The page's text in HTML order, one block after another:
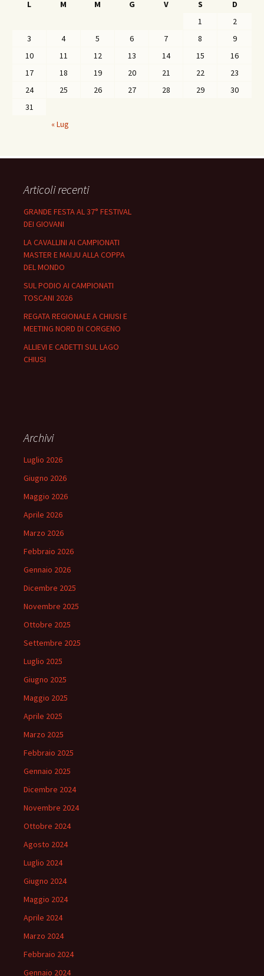
L
M M G V S
D
1
2
3
4 5 6 7 8
9
10
11 12 13 14 15
16
17
18 19 20 21 22
23
24
25 26 27 28 29
30
31
« Lug
Articoli recenti
GRANDE FESTA AL 37° FESTIVAL
DEI GIOVANI
LA CAVALLINI AI CAMPIONATI
MASTER E MAIJU ALLA COPPA
DEL MONDO
SUL PODIO AI CAMPIONATI
TOSCANI 2026
REGATA REGIONALE A CHIUSI E
MEETING NORD DI CORGENO
ALLIEVI E CADETTI SUL LAGO
CHIUSI
Archivi
Luglio 2026
Giugno 2026
Maggio 2026
Aprile 2026
Marzo 2026
Febbraio 2026
Gennaio 2026
Dicembre 2025
Novembre 2025
Ottobre 2025
Settembre 2025
Luglio 2025
Giugno 2025
Maggio 2025
Aprile 2025
Marzo 2025
Febbraio 2025
Gennaio 2025
Dicembre 2024
Novembre 2024
Ottobre 2024
Agosto 2024
Luglio 2024
Giugno 2024
Maggio 2024
Aprile 2024
Marzo 2024
Febbraio 2024
Gennaio 2024